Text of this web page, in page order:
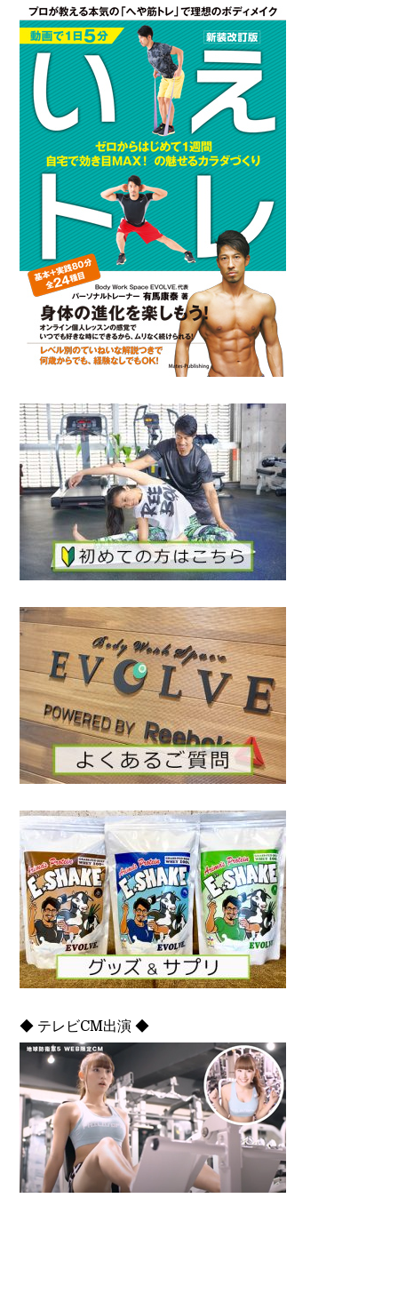
◆ テレビCM出演 ◆